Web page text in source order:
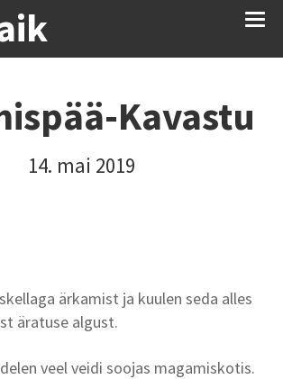
Kavastu
14. mai 2019
ärkamist ja kuulen seda alles
äratuse algust.
veel veidi soojas magamiskotis.